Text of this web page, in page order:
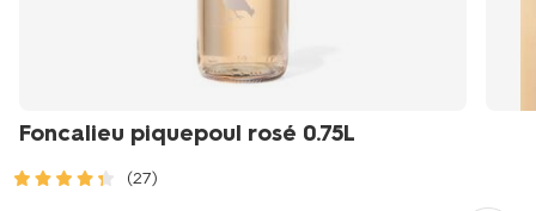
Foncalieu piquepoul rosé 0.75L
(27)